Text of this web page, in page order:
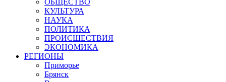
ОБЩЕСТВО
КУЛЬТУРА
НАУКА
ПОЛИТИКА
ПРОИСШЕСТВИЯ
ЭКОНОМИКА
РЕГИОНЫ
Приморье
Брянск